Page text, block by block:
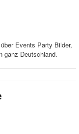
Events Party Bilder,
ganz Deutschland.